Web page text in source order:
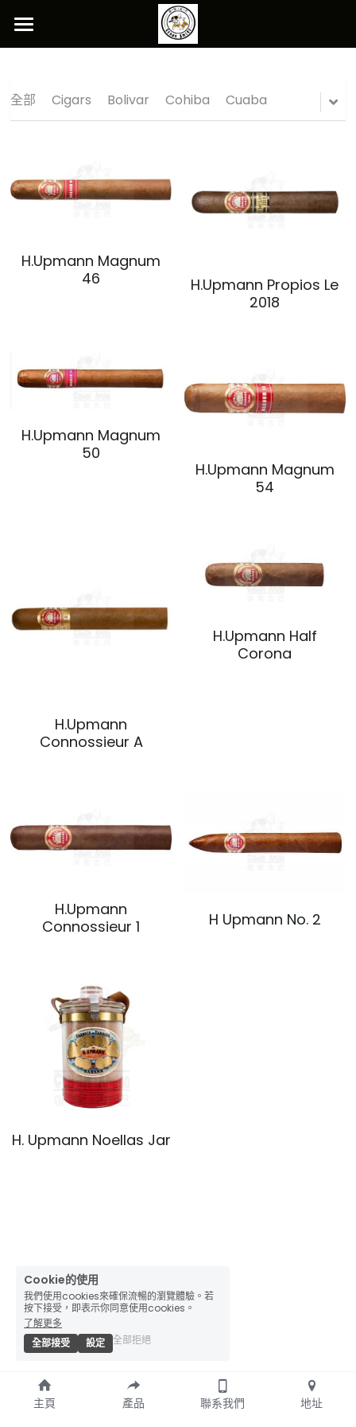
Home
Store
CONTACT US
全部 Cigars Bolivar Cohiba Cuaba
H.Upmann Magnum
46
H.Upmann Propios Le
2018
H.Upmann Magnum
50
H.Upmann Magnum
54
H.Upmann
Connossieur A
H.Upmann Half
Corona
H.Upmann
Connossieur 1
H Upmann No. 2
H. Upmann Noellas Jar
主頁 產品 聯系我們 地址
Cookie的使用
我們使用cookies來確保流暢的瀏覽體驗。若
按下接受，即表示你同意使用cookies。
了解更多
全部接受
設定 全部拒絕